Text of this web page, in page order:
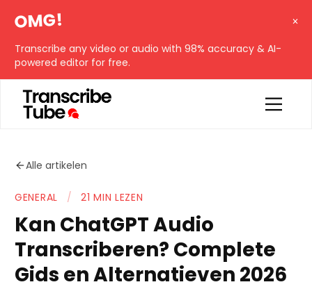
OMG!
Transcribe any video or audio with 98% accuracy & AI-
powered editor for free.
Alle artikelen
GENERAL / 21 MIN LEZEN
Kan ChatGPT Audio
Transcriberen? Complete
Gids en Alternatieven 2026